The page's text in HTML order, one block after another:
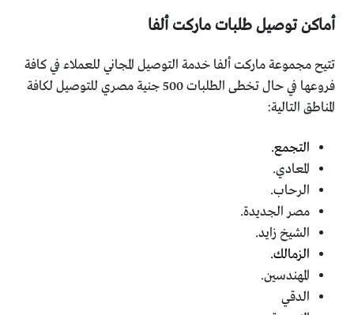
أماكن توصيل طلبات ماركت ألفا
تتيح مجموعة ماركت ألفا خدمة التوصيل المجاني للعملاء في كافة
فروعها في حال تخطى الطلبات 500 جنية مصري للتوصيل لكافة
المناطق التالية:
التجمع.
المعادي.
الرحاب.
مصر الجديدة.
الشيخ زايد.
الزمالك.
المهندسين.
الدقي